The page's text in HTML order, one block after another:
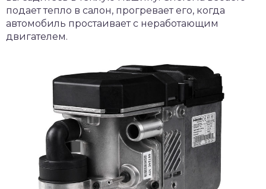
подает тепло в салон, прогревает его, когда
автомобиль простаивает с неработающим
двигателем.